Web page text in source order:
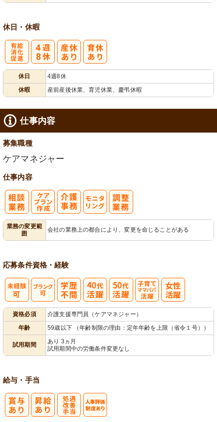
休日・休暇
休日
4週8休
休暇
産前産後休業、育児休業、慶弔休暇
仕事内容
募集職種
ケアマネジャー
仕事内容
業務の変更範
囲
会社の業務上の都合により、変更を命じることがある
応募条件資格・経験
資格必須
介護支援専門員（ケアマネジャー）
年齢
59歳以下 （年齢制限の理由：定年年齢を上限（省令１号））
試用期間
あり 3ヵ月
試用期間中の労働条件変更なし
給与・手当